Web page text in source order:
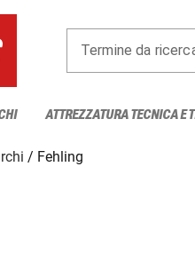
Termine da
ATTREZZATURA TECNICA E
Fehling